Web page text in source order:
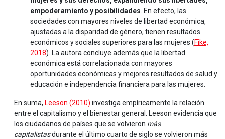
empoderamiento y posibilidades . En efecto, las
sociedades con mayores niveles de libertad económica,
ajustadas a la disparidad de género, tienen resultados
económicos y sociales superiores para las mujeres (Fike,
2018). La autora concluye además que la libertad
económica está correlacionada con mayores
oportunidades económicas y mejores resultados de salud y
educación e independencia financiera para las mujeres.
En suma, Leeson (2010) investiga empíricamente la relación
entre el capitalismo y el bienestar general. Leeson evidencia que
los ciudadanos de países que se volvieron más
capitalistasdurante el último cuarto de siglo se volvieron más